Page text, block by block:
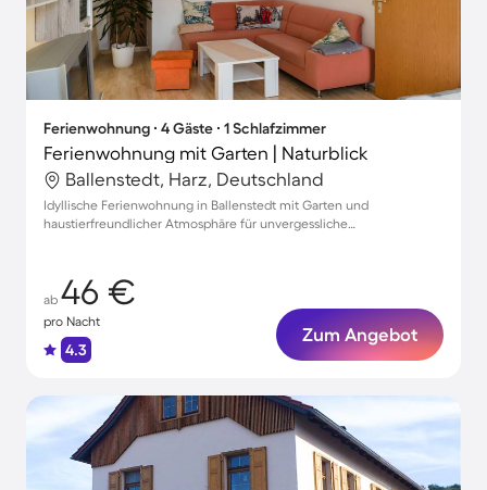
Ferienwohnung ∙ 4 Gäste ∙ 1 Schlafzimmer
Ferienwohnung mit Garten | Naturblick
Ballenstedt, Harz, Deutschland
Idyllische Ferienwohnung in Ballenstedt mit Garten und
haustierfreundlicher Atmosphäre für unvergessliche
ab 46 €
pro Nacht
4.3
Zum Angebot